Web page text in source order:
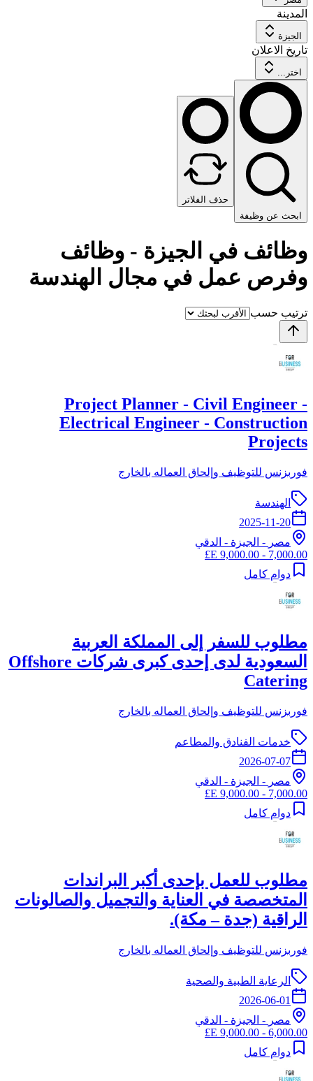
المدينة
الجيزة
تاريخ الاعلان
اختر...
ابحث عن وظيفة
حذف الفلاتر
وظائف في الجيزة - وظائف
وفرص عمل في مجال الهندسة
ترتيب حسب
Project Planner - Civil Engineer -
Electrical Engineer - Construction
Projects
فوربزنس للتوظيف وإلحاق العماله بالخارج
الهندسة
2025-11-20
مصر - الجيزة - الدقي
7,000.00 - 9,000.00 E£
دوام كامل
مطلوب للسفر إلى المملكة العربية
السعودية لدى إحدى كبرى شركات Offshore
Catering
فوربزنس للتوظيف وإلحاق العماله بالخارج
خدمات الفنادق والمطاعم
2026-07-07
مصر - الجيزة - الدقي
7,000.00 - 9,000.00 E£
دوام كامل
مطلوب للعمل بإحدى أكبر البراندات
المتخصصة في العناية والتجميل والصالونات
الراقية (جدة – مكة).
فوربزنس للتوظيف وإلحاق العماله بالخارج
الرعاية الطبية والصحية
2026-06-01
مصر - الجيزة - الدقي
6,000.00 - 9,000.00 E£
دوام كامل